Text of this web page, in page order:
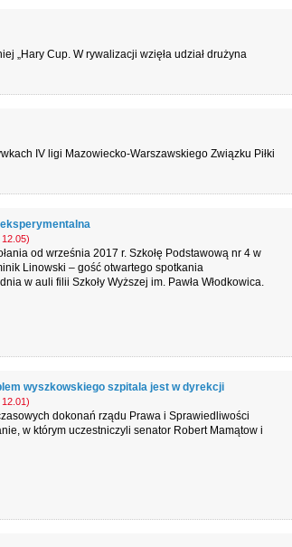
„Hary Cup. W rywalizacji wzięła udział drużyna
IV ligi Mazowiecko-Warszawskiego Związku Piłki
od września 2017 r. Szkołę Podstawową nr 4 w
Linowski – gość otwartego spotkania
w auli filii Szkoły Wyższej im. Pawła Włodkowica.
wyszkowskiego szpitala jest w dyrekcji
dokonań rządu Prawa i Sprawiedliwości
w którym uczestniczyli senator Robert Mamątow i